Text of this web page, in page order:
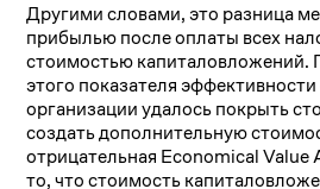
Другими словами, это разница
прибылью после оплаты всех
стоимостью капиталовложений.
этого показателя эффективности
организации удалось покрыть
создать дополнительную
отрицательная Economical Value
то, что стоимость